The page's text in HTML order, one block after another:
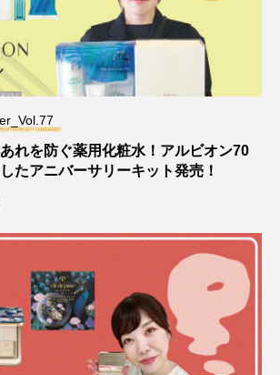
れを防ぐ薬用化粧水！アルビオン70
たアニバーサリーキット発売！